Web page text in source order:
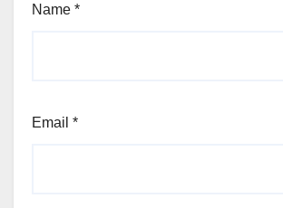
Name *
Email *